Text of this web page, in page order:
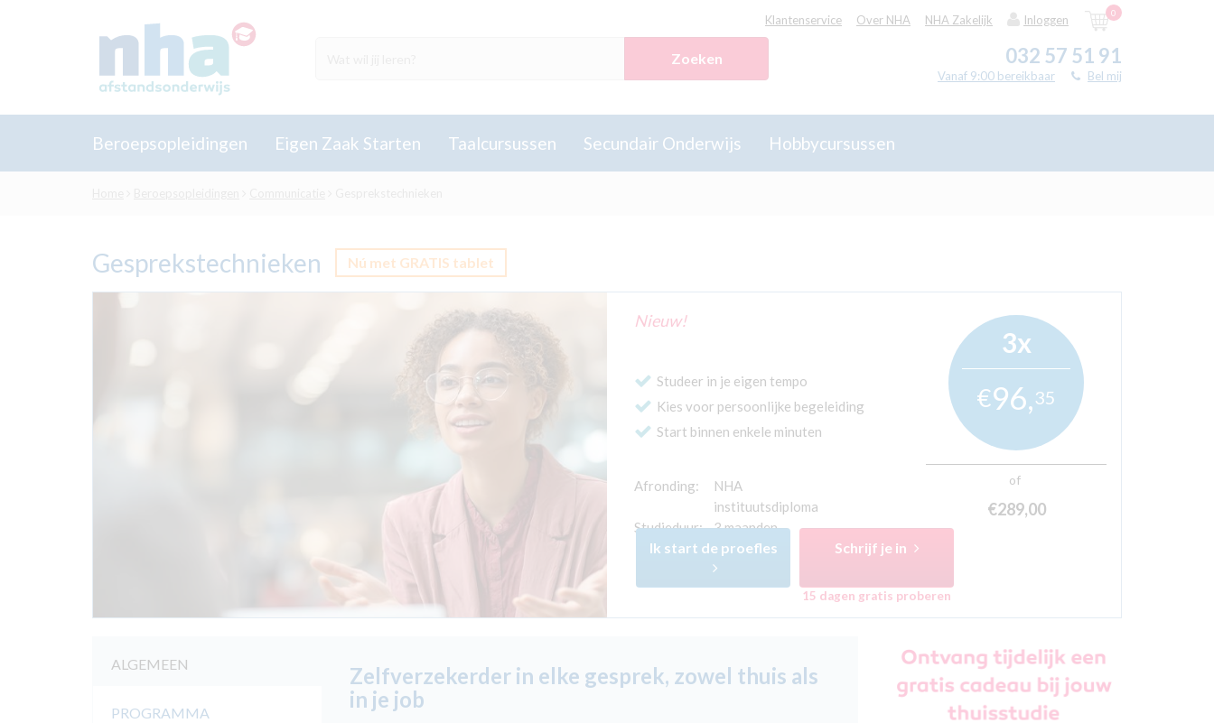
Klantenservice Over NHA NHA Zakelijk Inloggen
0
032 57 51 91
Vanaf 9:00 bereikbaar Bel mij
Zoeken
Beroepsopleidingen Eigen Zaak Starten Taalcursussen Secundair Onderwijs Hobbycursussen
Gesprekstechnieken Nú met GRATIS tablet
Nieuw!
Studeer in je eigen tempo
Kies voor persoonlijke begeleiding
Start binnen enkele minuten
Afronding:
NHA
instituutsdiploma
Studieduur:
3 maanden
3x
€96,35
of
€289,00
Ik start de proefles Schrijf je in
15 dagen gratis proberen
ALGEMEEN
PROGRAMMA
Zelfverzekerder in elke gesprek, zowel thuis als
in je job